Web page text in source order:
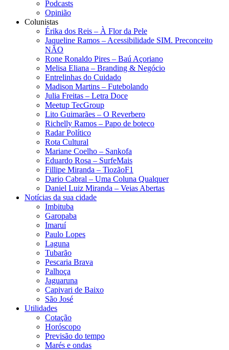
Podcasts
Opinião
Colunistas
Érika dos Reis​ – À Flor da Pele
Jaqueline Ramos – Acessibilidade SIM. Preconceito
NÃO
Rone Ronaldo Pires – Baú Açoriano
Melisa Eliana – Branding & Negócio
Entrelinhas do Cuidado
Madison Martins – Futebolando
Julia Freitas​ – Letra Doce
Meetup TecGroup
Lito Guimarães – O Reverbero
Richelly Ramos​ – Papo de boteco
Radar Político
Rota Cultural
Mariane Coelho – Sankofa
Eduardo Rosa​ – SurfeMais
Fillipe Miranda – TiozãoF1
Dario Cabral – Uma Coluna Qualquer
Daniel Luiz Miranda – Veias Abertas
Notícias da sua cidade
Imbituba
Garopaba
Imaruí
Paulo Lopes
Laguna
Tubarão
Pescaria Brava
Palhoça
Jaguaruna
Capivari de Baixo
São José
Utilidades
Cotação
Horóscopo
Previsão do tempo
Marés e ondas